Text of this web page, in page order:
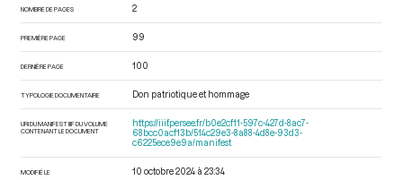
NOMBRE DE PAGES 2
PREMIÈRE PAGE 99
DERNIÈRE PAGE 100
TYPOLOGIE DOCUMENTAIRE Don patriotique et hommage
URI DU MANIFEST IIIF DU VOLUME
CONTENANT LE DOCUMENT
https://iiif.persee.fr/b0e2cf11-597c-427d-8ac7-
68bcc0acf13b/514c29e3-8a88-4d8e-93d3-
c6225ece9e9a/manifest
MODIFIÉ LE 10 octobre 2024 à 23:34